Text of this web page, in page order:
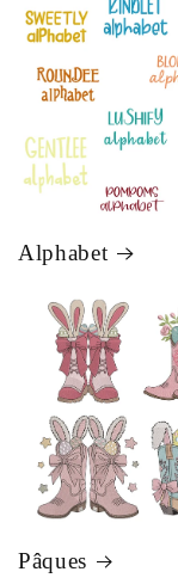
Alphabet
Pâques